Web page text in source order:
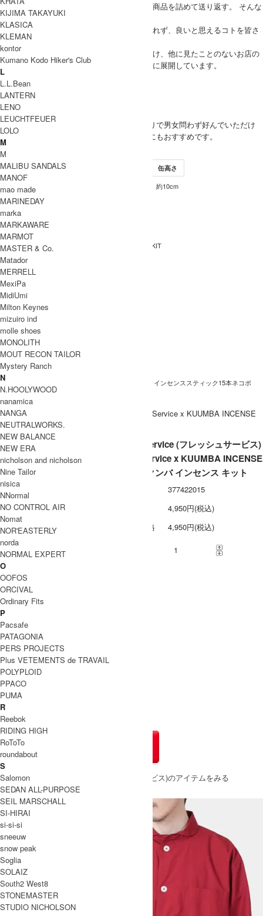
を什器にお店を作り、お店が終わったらまた商品を詰めて送り返す。 そんな
ことをイメージして考え出されました。
決まった場所や決められたコンセプトに縛られず、良いと思えるコトを皆さ
まに新鮮なうちにお届けする。
独自にモバイル型コンセプトストアと定義づけ、他に見たことのないお店の
スタイルで、衣食住にまつわることをベースに展開しています。
Fresh Service 取り扱い商品
MODEL
MEN
(VOICE) とってもいい香りで男女問わず好んでいただけ
そうな香りです。ギフトにもおすすめです。
SIZE
サイズ インセンススティック 缶高さ
ONE 約10cm
INFORMATION
ブランド
名
Fresh Service (フレッシュサービス)
商品名 FreshService x KUUMBA INCENSE KIT
型番
カラー
素材
生産国
裏地 / 透
け感
備考
※内容物：インセンス缶、スタンド、インセンススティック15本ネコポ
ス / メール便 利用不可
Fresh Service (フレッシュサービス)
FreshService x KUUMBA INCENSE
KIT / × クンバ インセンス キット
377422015
4,950円(税込)
販売価格
4,950円(税込)
» 採寸方法について
» 特定商取引法に基づく表記
買い物を続ける
この商品を友達に教える
レビューを見る(0件)
レビューを投稿
OS
» もうすこしFresh Service (フレッシュサービス)のアイテムをみる
KIJIMA TAKAYUKI
KLASICA
KLEMAN
kontor
Kumano Kodo Hiker's Club
L
L.L.Bean
LANTERN
LENO
LEUCHTFEUER
LOLO
M
M
MALIBU SANDALS
MANOF
mao made
MARINEDAY
marka
MARKAWARE
MARMOT
MASTER & Co.
Matador
MERRELL
MexiPa
MidiUmi
Milton Keynes
mizuiro ind
molle shoes
MONOLITH
MOUT RECON TAILOR
Mystery Ranch
N
N.HOOLYWOOD
nanamica
NANGA
NEUTRALWORKS.
NEW BALANCE
NEW ERA
nicholson and nicholson
Nine Tailor
nisica
NNormal
NO CONTROL AIR
Nomat
NOR'EASTERLY
norda
NORMAL EXPERT
O
OOFOS
ORCIVAL
Ordinary Fits
P
Pacsafe
PATAGONIA
PERS PROJECTS
Plus VETEMENTS de TRAVAIL
POLYPLOID
PPACO
PUMA
R
Reebok
RIDING HIGH
RoToTo
roundabout
S
Salomon
SEDAN ALL-PURPOSE
SEIL MARSCHALL
SI-HIRAI
si-si-si
sneeuw
snow peak
Soglia
SOLAIZ
South2 West8
STONEMASTER
STUDIO NICHOLSON